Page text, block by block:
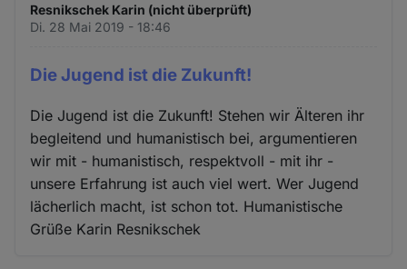
Resnikschek Karin (nicht überprüft)
Di. 28 Mai 2019 - 18:46
Die Jugend ist die Zukunft!
Die Jugend ist die Zukunft! Stehen wir Älteren ihr
begleitend und humanistisch bei, argumentieren
wir mit - humanistisch, respektvoll - mit ihr -
unsere Erfahrung ist auch viel wert. Wer Jugend
lächerlich macht, ist schon tot. Humanistische
Grüße Karin Resnikschek